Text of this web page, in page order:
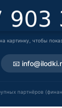
картинку, чтобы
📧
партнёров